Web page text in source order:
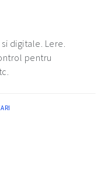
digitale. Lere.
pentru